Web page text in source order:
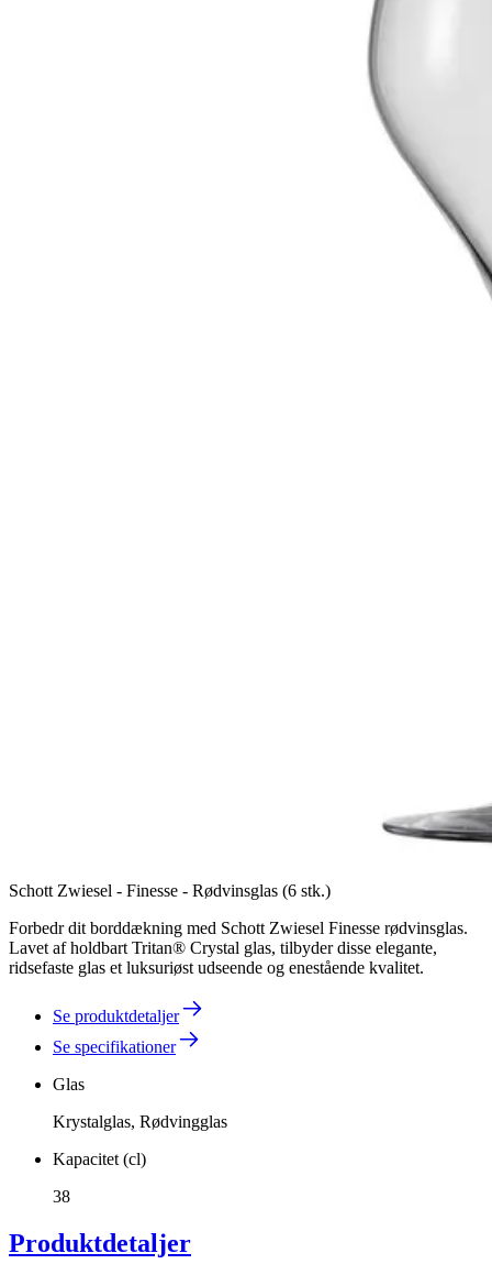
Schott Zwiesel - Finesse - Rødvinsglas (6 stk.)
Forbedr dit borddækning med Schott Zwiesel Finesse rødvinsglas.
Lavet af holdbart Tritan® Crystal glas, tilbyder disse elegante,
ridsefaste glas et luksuriøst udseende og enestående kvalitet.
Se produktdetaljer
Se specifikationer
Glas
Krystalglas, Rødvingglas
Kapacitet (cl)
38
Produktdetaljer